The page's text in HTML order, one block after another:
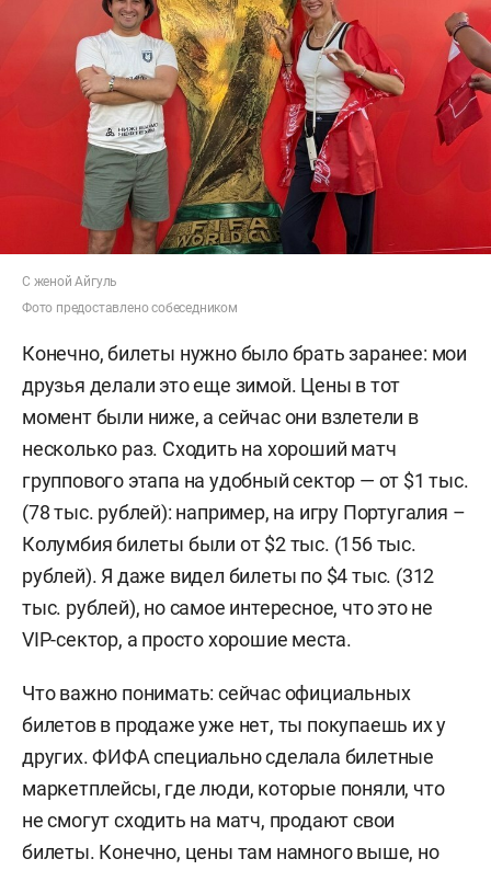
С женой Айгуль
Фото предоставлено собеседником
Конечно, билеты нужно было брать заранее: мои
друзья делали это еще зимой. Цены в тот
момент были ниже, а сейчас они взлетели в
несколько раз. Сходить на хороший матч
группового этапа на удобный сектор — от $1 тыс.
(78 тыс. рублей): например, на игру Португалия –
Колумбия билеты были от $2 тыс. (156 тыс.
рублей). Я даже видел билеты по $4 тыс. (312
тыс. рублей), но самое интересное, что это не
VIP-сектор, а просто хорошие места.
Что важно понимать: сейчас официальных
билетов в продаже уже нет, ты покупаешь их у
других. ФИФА специально сделала билетные
маркетплейсы, где люди, которые поняли, что
не смогут сходить на матч, продают свои
билеты. Конечно, цены там намного выше, но